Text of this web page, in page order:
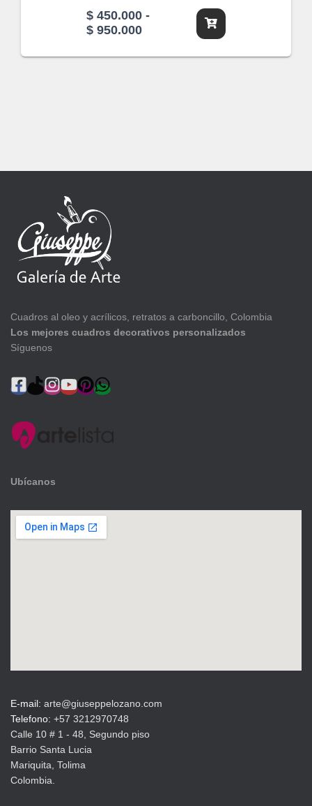
$ 450.000 -
$ 950.000Rango
precios:
Cuadros al oleo y acrílicos, retratos a carboncillo, Colombia
Los mejores cuadros decorativos personalizados
Síguenos
Ubícanos
E-mail: arte@giuseppelozano.com
Telefono: +57 3212970748
Calle 10 # 1 - 48, Segundo piso
Barrio Santa Lucia
Mariquita, Tolima
Colombia.